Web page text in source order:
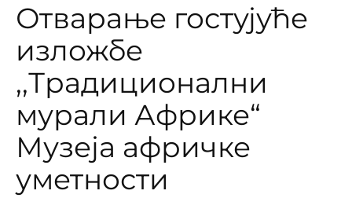
Отварање гостујуће
изложбе
,,Традиционални
мурали Африке“
Музеја афричке
уметности